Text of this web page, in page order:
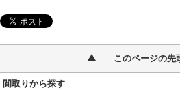
このページの先
間取りから探す